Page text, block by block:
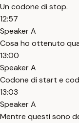
Un codone di stop.
12:57
Speaker A
Cosa ho ottenuto
13:00
Speaker A
Codone di start e
13:03
Speaker A
Mentre questi sono